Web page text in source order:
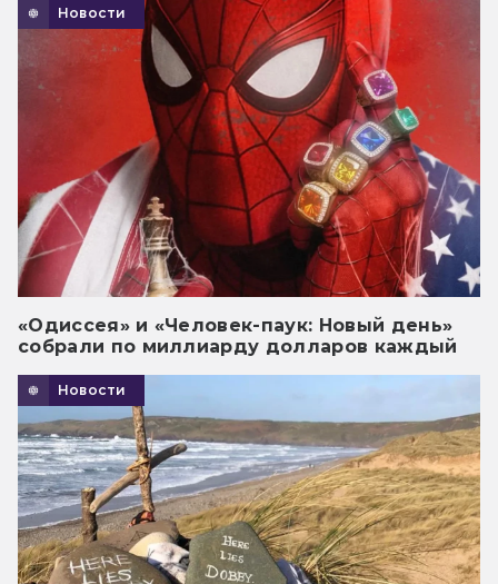
Новости
«Одиссея» и «Человек-паук: Новый день»
собрали по миллиарду долларов каждый
Новости